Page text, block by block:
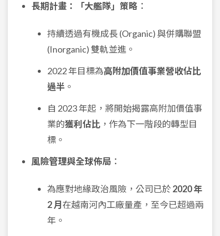
長期計畫：「大艦隊」策略 ：
持續透過有機成長 (Organic) 與併購聯盟
(Inorganic) 雙軌並進。
2022 年目標為高附加價值事業營收佔比
過半 。
自 2023 年起，將開始揭露高附加價值事
業的獲利佔比 ，作為下一階段的轉型目
標。
風險管理與全球佈局 ：
為應對地緣政治風險，公司已於2020 年
2 月 在越南河內工廠量產，至今已超過兩
年。